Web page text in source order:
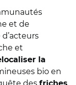
et de
et
la
bio en
des friches